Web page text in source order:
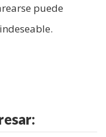
puede